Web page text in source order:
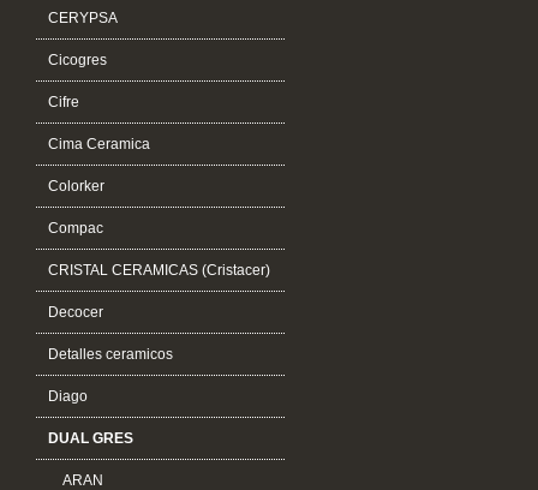
CERYPSA
Cicogres
Cifre
Cima Ceramica
Colorker
Compac
CRISTAL CERAMICAS (Cristacer)
Decocer
Detalles ceramicos
Diago
DUAL GRES
ARAN